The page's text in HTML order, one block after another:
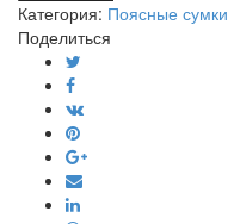
Категория: Поясные сумки
Поделиться